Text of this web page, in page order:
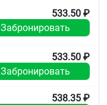
533.50 ₽
Забронировать
533.50 ₽
Забронировать
538.35 ₽